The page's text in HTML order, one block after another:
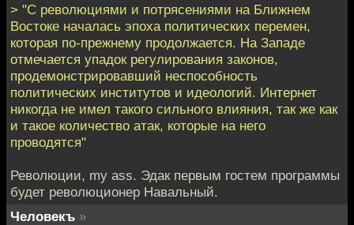
> "С революциями и потрясениями на Ближнем
Востоке началась эпоха политических перемен,
которая по-прежнему продолжается. На Западе
отмечается упадок регулирования законов,
продемонстрировавший неспособность
политических институтов и идеологий. Интернет
никогда не имел такого сильного влияния, так же как
и такое количество атак, которые на него
проводятся"
Революции, my ass. Эдак первым гостем программы
будет революционер Навальный.
Человекъ »